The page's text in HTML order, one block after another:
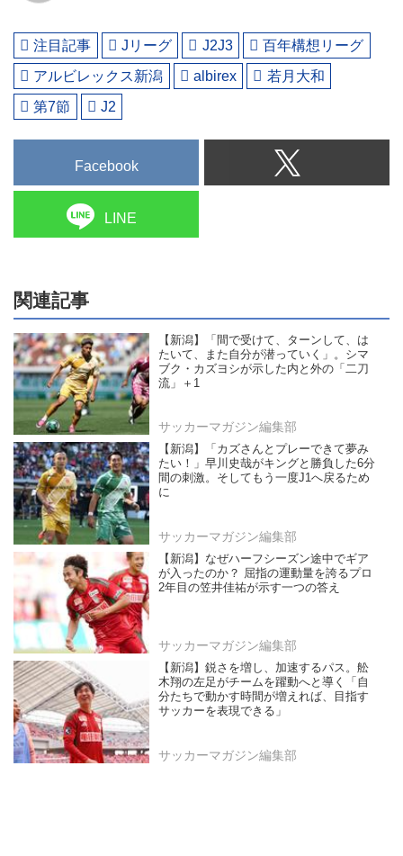
注目記事 Jリーグ J2J3
百年構想リーグ
アルビレックス新潟
albirex
若月大和
第7節
J2
Facebook
LINE
関連記事
【新潟】「間で受けて、ターンして、は
たいて、また自分が潜っていく」。シマ
ブク・カズヨシが示した内と外の「二刀
流」＋1
サッカーマガジン編集部
【新潟】「カズさんとプレーできて夢み
たい！」早川史哉がキングと勝負した6分
間の刺激。そしてもう一度J1へ戻るため
に
サッカーマガジン編集部
【新潟】なぜハーフシーズン途中でギア
が入ったのか？ 屈指の運動量を誇るプロ
2年目の笠井佳祐が示す一つの答え
サッカーマガジン編集部
【新潟】鋭さを増し、加速するパス。舩
木翔の左足がチームを躍動へと導く「自
分たちで動かす時間が増えれば、目指す
サッカーを表現できる」
サッカーマガジン編集部